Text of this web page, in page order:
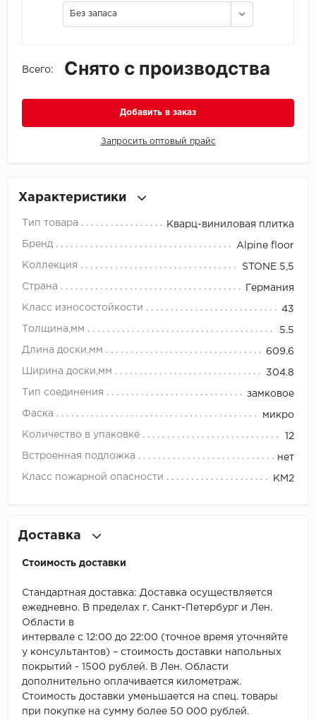
LG Decotile
Lucky Floor
No brand
Pergo
Quality Flooring
Smartprofile
SPC Ideal Flooring
SPC Kronostep
SPC Promo
Без запаса
Всего: Снято с производства
Добавить в заказ
Запросить оптовый прайс
Характеристики
Тип товара Кварц-виниловая плитка
Бренд Alpine floor
Коллекция STONE 5,5
Страна Германия
Класс износостойкости 43
Толщина,мм 5.5
Длина доски,мм 609.6
Ширина доски,мм 304.8
Тип соединения замковое
Фаска микро
Количество в упаковке 12
Встроенная подложка нет
Класс пожарной опасности КМ2
Доставка
Стоимость доставки
Стандартная доставка: Доставка осуществляется
ежедневно. В пределах г. Санкт-Петербург и Лен.
Области в
интервале с 12:00 до 22:00 (точное время уточняйте
у консультантов) – стоимость доставки напольных
покрытий - 1500 рублей. В Лен. Области
дополнительно оплачивается километраж.
Стоимость доставки уменьшается на спец. товары
при покупке на сумму более 50 000 рублей.